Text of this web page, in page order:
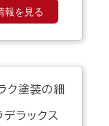
報を見る
ク塗装の細
ラックス